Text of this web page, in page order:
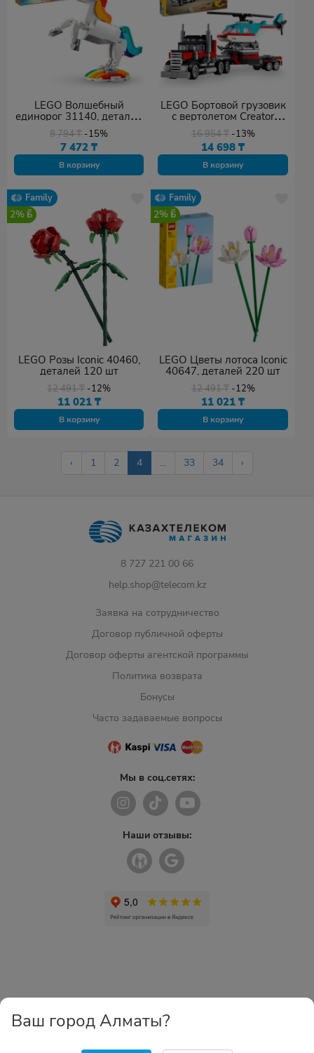
LEGO Волшебный
единорог 31140, деталей
145 шт
8 794₸ -15%
7 472₸
В корзину
LEGO Бортовой грузовик
с вертолетом Creator
31146, деталей 270 шт
16 954₸ -13%
14 698₸
В корзину
Family
2%
LEGO Розы Iconic 40460,
деталей 120 шт
12 491₸ -12%
11 021 ₸
В корзину
Family
2%
LEGO Цветы лотоса Iconic
40647, деталей 220 шт
12 491₸ -12%
11 021₸
В корзину
‹ 1 2 4 ... 33 34 ›
8 727 221 00 66
help.shop@telecom.kz
Заявка на сотрудничество
Договор публичной оферты
Договор оферты агентской программы
Политика возврата
Бонусы
Часто задаваемые вопросы
Мы в соц.сетях:
Наши отзывы:
Ваш город Алматы?